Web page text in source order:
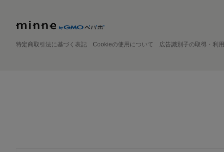
特定商取引法に基づく表記 Cookieの使用について 広告識別子の取得・利用